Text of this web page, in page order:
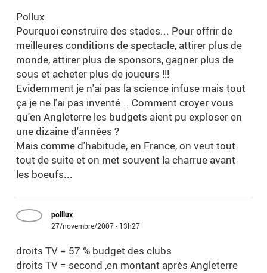
Pollux
Pourquoi construire des stades... Pour offrir de
meilleures conditions de spectacle, attirer plus de
monde, attirer plus de sponsors, gagner plus de
sous et acheter plus de joueurs !!!
Evidemment je n'ai pas la science infuse mais tout
ça je ne l'ai pas inventé... Comment croyer vous
qu'en Angleterre les budgets aient pu exploser en
une dizaine d'années ?
Mais comme d'habitude, en France, on veut tout
tout de suite et on met souvent la charrue avant
les boeufs...
polllux
27/novembre/2007 - 13h27
droits TV = 57 % budget des clubs
droits TV = second ,en montant après Angleterre